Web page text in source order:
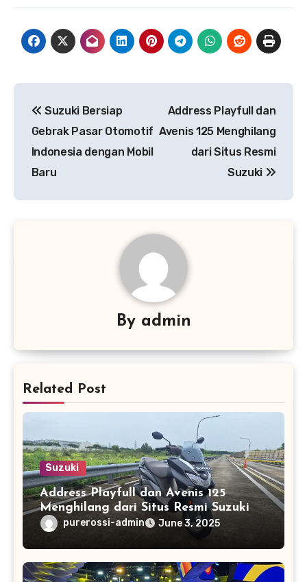
navigation
Suzuki Bersiap
Gebrak Pasar Otomotif
Indonesia dengan Mobil
Baru
Address Playfull dan
Avenis 125 Menghilang
dari Situs Resmi
Suzuki
By admin
Related Post
Suzuki
Address Playfull dan Avenis 125
Menghilang dari Situs Resmi Suzuki
purerossi-admin June 3, 2025